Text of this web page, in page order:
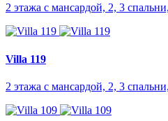
2 этажа с мансардой, 2, 3
Villa 119
2 этажа с мансардой, 2, 3